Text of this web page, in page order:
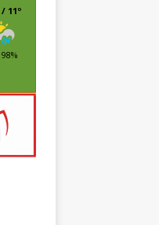
/ 11º
98%